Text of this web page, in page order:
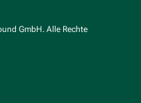
GmbH. Alle Rechte